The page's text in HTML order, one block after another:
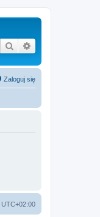
Szukaj
Zaloguj się
UTC+02:00